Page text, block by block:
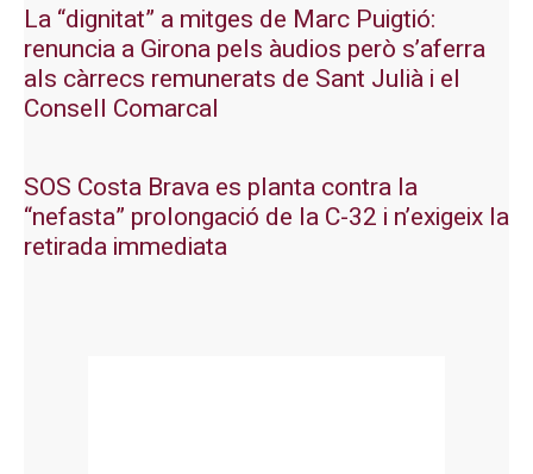
La “dignitat” a mitges de Marc Puigtió:
renuncia a Girona pels àudios però s’aferra
als càrrecs remunerats de Sant Julià i el
Consell Comarcal
SOS Costa Brava es planta contra la
“nefasta” prolongació de la C-32 i n’exigeix la
retirada immediata